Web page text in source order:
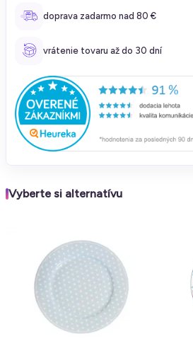
doprava zadarmo nad 80 €
vrátenie tovaru až do 30 dní
Vyberte si alternatívu